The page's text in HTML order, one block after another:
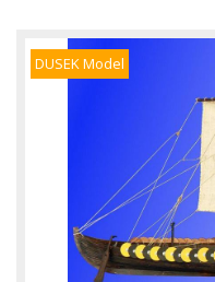
DUSEK Model